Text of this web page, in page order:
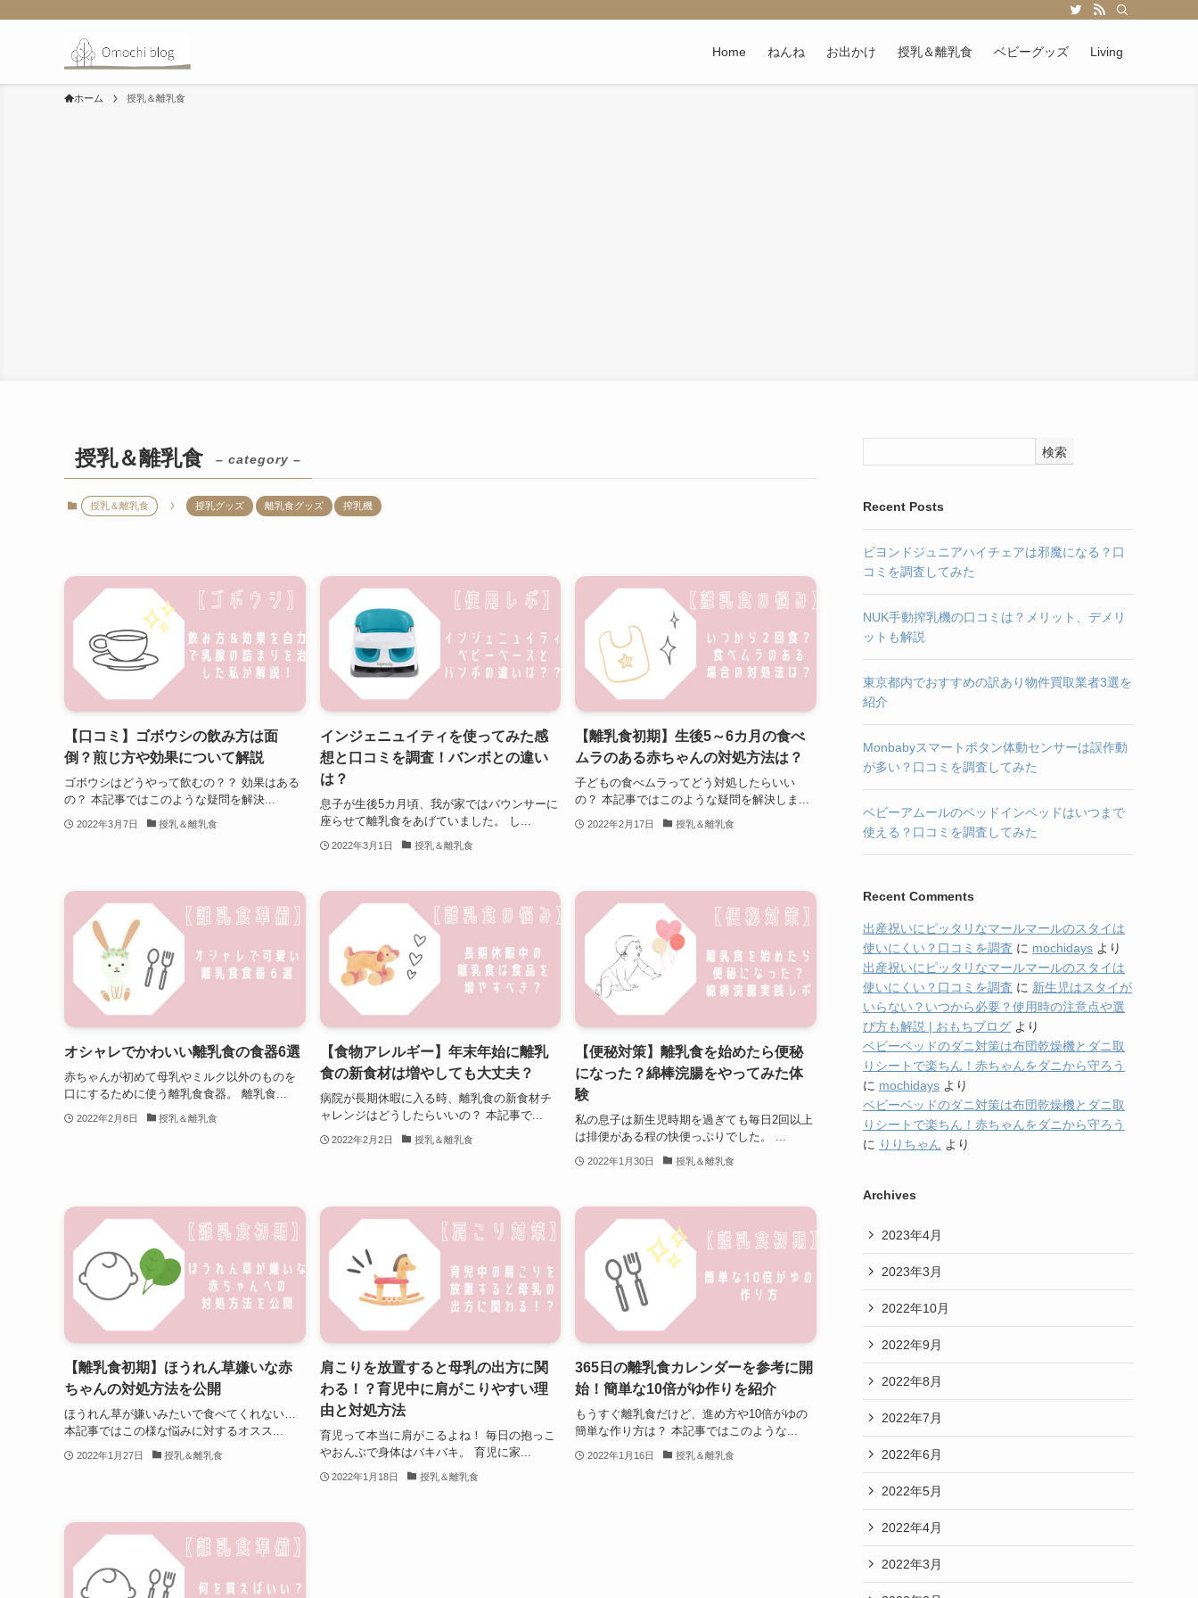
Home ねんね お出かけ 授乳＆離乳食 ベビーグッズ Living
ホーム 授乳＆離乳食
授乳＆離乳食 – category –
授乳＆離乳食 授乳グッズ 離乳食グッズ 搾乳機
【口コミ】ゴボウシの飲み方は面
倒？煎じ方や効果について解説
ゴボウシはどうやって飲むの？？ 効果はある
の？ 本記事ではこのような疑問を解決...
2022年3月7日 授乳＆離乳食
インジェニュイティを使ってみた感
想と口コミを調査！バンボとの違い
は？
息子が生後5カ月頃、我が家ではバウンサーに
座らせて離乳食をあげていました。 し...
2022年3月1日 授乳＆離乳食
【離乳食初期】生後5～6カ月の食べ
ムラのある赤ちゃんの対処方法は？
子どもの食べムラってどう対処したらいい
の？ 本記事ではこのような疑問を解決しま...
2022年2月17日 授乳＆離乳食
オシャレでかわいい離乳食の食器6選
赤ちゃんが初めて母乳やミルク以外のものを
口にするために使う離乳食食器。 離乳食...
2022年2月8日 授乳＆離乳食
【食物アレルギー】年末年始に離乳
食の新食材は増やしても大丈夫？
病院が長期休暇に入る時、離乳食の新食材チ
ャレンジはどうしたらいいの？ 本記事で...
2022年2月2日 授乳＆離乳食
【便秘対策】離乳食を始めたら便秘
になった？綿棒浣腸をやってみた体
験
私の息子は新生児時期を過ぎても毎日2回以上
は排便がある程の快便っぷりでした。 ...
2022年1月30日 授乳＆離乳食
【離乳食初期】ほうれん草嫌いな赤
ちゃんの対処方法を公開
ほうれん草が嫌いみたいで食べてくれない…
本記事ではこの様な悩みに対するオスス...
2022年1月27日 授乳＆離乳食
肩こりを放置すると母乳の出方に関
わる！？育児中に肩がこりやすい理
由と対処方法
育児って本当に肩がこるよね！ 毎日の抱っこ
やおんぶで身体はバキバキ。 育児に家...
2022年1月18日 授乳＆離乳食
365日の離乳食カレンダーを参考に開
始！簡単な10倍がゆ作りを紹介
もうすぐ離乳食だけど、進め方や10倍がゆの
簡単な作り方は？ 本記事ではこのような...
2022年1月16日 授乳＆離乳食
検索
Recent Posts
ビヨンドジュニアハイチェアは邪魔になる？口
コミを調査してみた
NUK手動搾乳機の口コミは？メリット、デメリ
ットも解説
東京都内でおすすめの訳あり物件買取業者3選を
紹介
Monbabyスマートボタン体動センサーは誤作動
が多い？口コミを調査してみた
ベビーアムールのベッドインベッドはいつまで
使える？口コミを調査してみた
Recent Comments
出産祝いにピッタリなマールマールのスタイは
使いにくい？口コミを調査 に mochidays より
出産祝いにピッタリなマールマールのスタイは
使いにくい？口コミを調査 に 新生児はスタイが
いらない？いつから必要？使用時の注意点や選
び方も解説 | おもちブログ より
ベビーベッドのダニ対策は布団乾燥機とダニ取
りシートで楽ちん！赤ちゃんをダニから守ろう
に mochidays より
ベビーベッドのダニ対策は布団乾燥機とダニ取
りシートで楽ちん！赤ちゃんをダニから守ろう
に りりちゃん より
Archives
2023年4月
2023年3月
2022年10月
2022年9月
2022年8月
2022年7月
2022年6月
2022年5月
2022年4月
2022年3月